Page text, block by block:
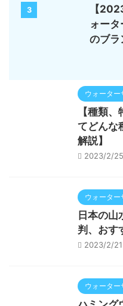
3
【
ォー
のブラ
ウォーター
【種類
てどんな
解説】
2023/2/25
ウォーター
日本の山
判、おす
2023/2/21
ウォーター